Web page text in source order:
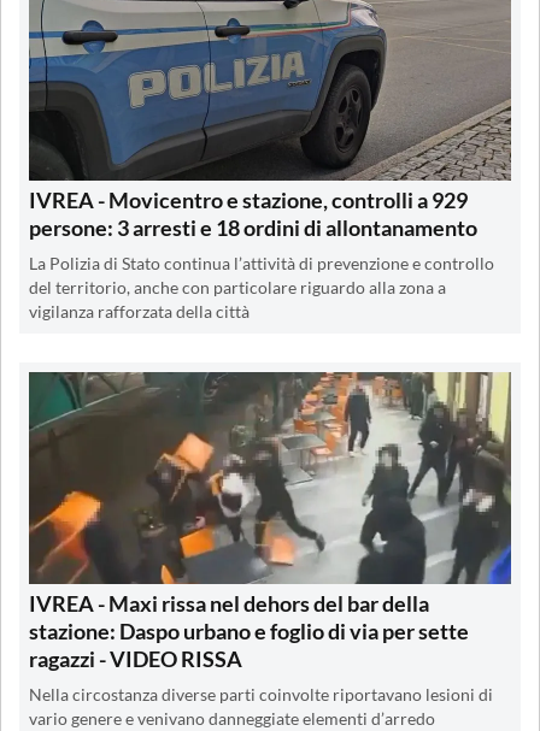
IVREA - Movicentro e stazione, controlli a 929
persone: 3 arresti e 18 ordini di allontanamento
La Polizia di Stato continua l’attività di prevenzione e controllo
del territorio, anche con particolare riguardo alla zona a
vigilanza rafforzata della città
IVREA - Maxi rissa nel dehors del bar della
stazione: Daspo urbano e foglio di via per sette
ragazzi - VIDEO RISSA
Nella circostanza diverse parti coinvolte riportavano lesioni di
vario genere e venivano danneggiate elementi d’arredo